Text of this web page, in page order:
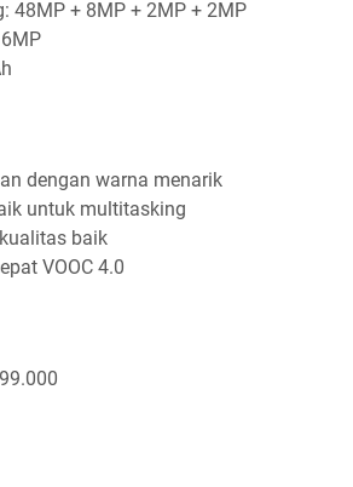
48MP + 8MP + 2MP + 2MP
dengan warna menarik
untuk multitasking
baik
VOOC 4.0